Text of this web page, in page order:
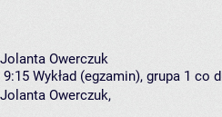
Jolanta Owerczuk
9:15 Wykład (egzamin), grupa 1 co
Jolanta Owerczuk,